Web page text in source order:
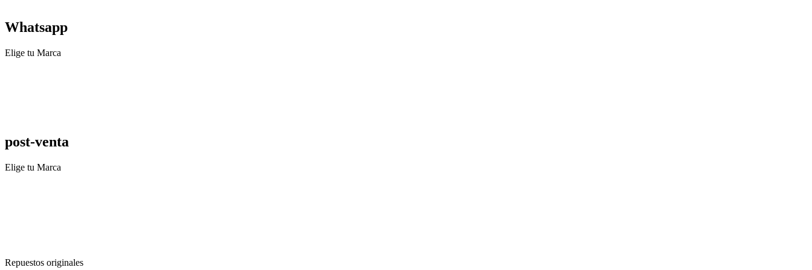
Whatsapp
Elige tu Marca
post-venta
Elige tu Marca
Repuestos originales